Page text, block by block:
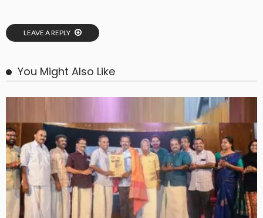
LEAVE A REPLY
You Might Also Like